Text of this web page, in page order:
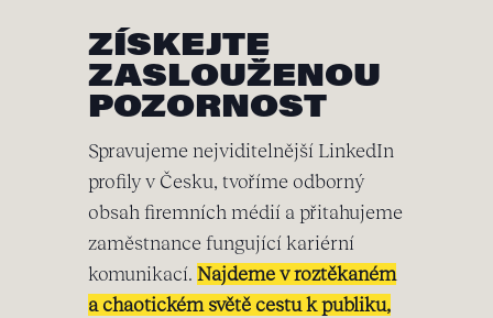
ZÍSKEJTE
ZASLOUŽENOU
POZORNOST
Spravujeme nejviditelnější LinkedIn
profily v Česku, tvoříme odborný
obsah firemních médií a přitahujeme
zaměstnance fungující kariérní
komunikací. Najdeme v roztěkaném
a chaotickém světě cestu k publiku,